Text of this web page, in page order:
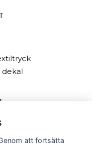
att fortsätta